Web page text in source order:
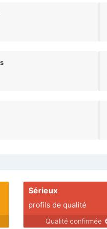
Sérieux
profils de qualité
Qualité confirmée